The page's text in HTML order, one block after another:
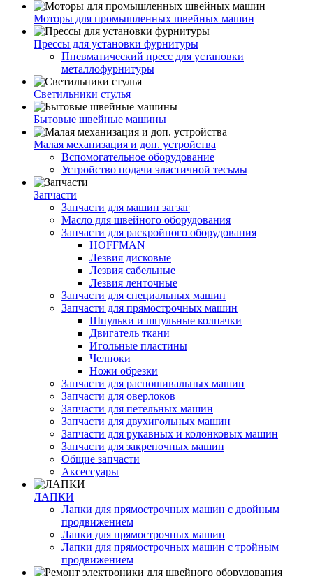
Моторы для промышленных швейных машин
Прессы для установки фурнитуры
Пневматический пресс для установки
металлофурнитуры
Светильники стулья
Бытовые швейные машины
Малая механизация и доп. устройства
Вспомогательное оборудование
Устройство подачи эластичной тесьмы
Запчасти
Запчасти для машин загзаг
Масло для швейного оборудования
Запчасти для раскройного оборудования
HOFFMAN
Лезвия дисковые
Лезвия сабельные
Лезвия ленточные
Запчасти для специальных машин
Запчасти для прямострочных машин
Шпульки и шпульные колпачки
Двигатель ткани
Игольные пластины
Челноки
Ножи обрезки
Запчасти для распошивальных машин
Запчасти для оверлоков
Запчасти для петельных машин
Запчасти для двухигольных машин
Запчасти для рукавных и колонковых машин
Запчасти для закрепочных машин
Общие запчасти
Аксессуары
ЛАПКИ
Лапки для прямострочных машин с двойным
продвижением
Лапки для прямострочных машин
Лапки для прямострочных машин с тройным
продвижением